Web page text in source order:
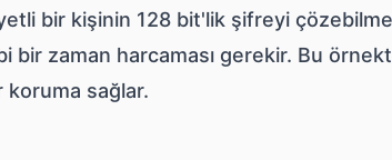
bir kişinin 128 bit'lik şifreyi
bir zaman harcaması gerekir. Bu
koruma sağlar.